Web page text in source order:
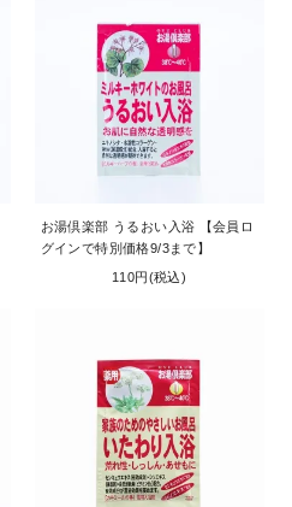
お湯倶楽部 うるおい入浴 【会員ロ
グインで特別価格9/3まで】
110円(税込)